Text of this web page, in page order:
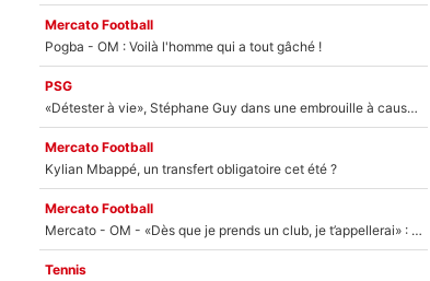
Mercato Football
Pogba - OM : Voilà l'homme qui a tout gâché !
PSG
«Détester à vie», Stéphane Guy dans une embrouille à cause du PSG !
Mercato Football
Kylian Mbappé, un transfert obligatoire cet été ?
Mercato Football
Mercato - OM - «Dès que je prends un club, je t’appellerai» : La promesse de Marcelino au moment de claquer la porte
Tennis